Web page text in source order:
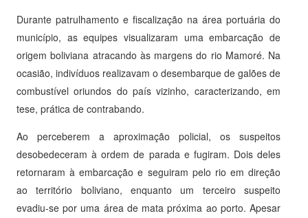
Durante patrulhamento e fiscalização na área portuária do
município, as equipes visualizaram uma embarcação de
origem boliviana atracando às margens do rio Mamoré. Na
ocasião, indivíduos realizavam o desembarque de galões de
combustível oriundos do país vizinho, caracterizando, em
tese, prática de contrabando.
Ao perceberem a aproximação policial, os suspeitos
desobedeceram à ordem de parada e fugiram. Dois deles
retornaram à embarcação e seguiram pelo rio em direção
ao território boliviano, enquanto um terceiro suspeito
evadiu-se por uma área de mata próxima ao porto. Apesar